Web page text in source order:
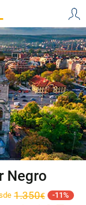
Negro
1.350€ 11